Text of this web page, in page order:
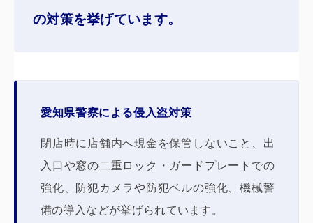
の対策を挙げています。
愛知県警察による侵入盗対策
閉店時に店舗内へ現金を保管しないこと、出
入口や窓の二重ロック・ガードプレートでの
強化、防犯カメラや防犯ベルの強化、機械警
備の導入などが挙げられています。